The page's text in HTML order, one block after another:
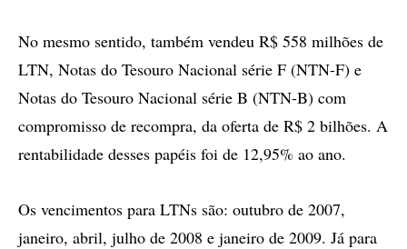
No mesmo sentido, também vendeu R$ 558 milhões de
LTN, Notas do Tesouro Nacional série F (NTN-F) e
Notas do Tesouro Nacional série B (NTN-B) com
compromisso de recompra, da oferta de R$ 2 bilhões. A
rentabilidade desses papéis foi de 12,95% ao ano.
Os vencimentos para LTNs são: outubro de 2007,
janeiro, abril, julho de 2008 e janeiro de 2009. Já para